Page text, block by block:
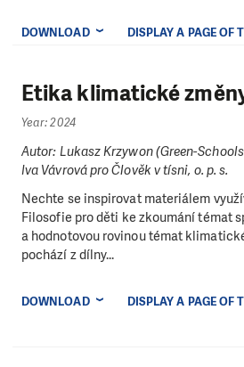
DOWNLOAD DISPLAY A PAGE OF
Etika klimatické
Year: 2024
Autor: Lukasz Krzywon (Green-
Iva Vávrová pro Člověk v tísni, o. p. s.
Nechte se inspirovat materiálem
Filosofie pro děti ke zkoumání témat
a hodnotovou rovinou témat
pochází z dílny...
DOWNLOAD DISPLAY A PAGE OF